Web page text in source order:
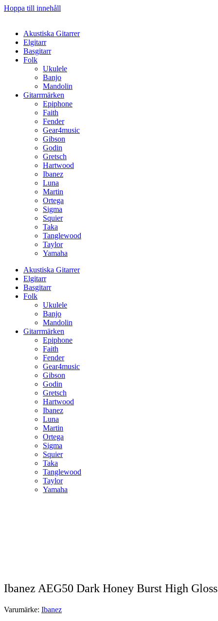
Hoppa till innehåll
Akustiska Gitarrer
Elgitarr
Basgitarr
Folk
Ukulele
Banjo
Mandolin
Gitarrmärken
Epiphone
Faith
Fender
Gear4music
Gibson
Godin
Gretsch
Hartwood
Ibanez
Luna
Martin
Ortega
Sigma
Squier
Taka
Tanglewood
Taylor
Yamaha
Akustiska Gitarrer
Elgitarr
Basgitarr
Folk
Ukulele
Banjo
Mandolin
Gitarrmärken
Epiphone
Faith
Fender
Gear4music
Gibson
Godin
Gretsch
Hartwood
Ibanez
Luna
Martin
Ortega
Sigma
Squier
Taka
Tanglewood
Taylor
Yamaha
Ibanez AEG50 Dark Honey Burst High Gloss
Varumärke: Ibanez